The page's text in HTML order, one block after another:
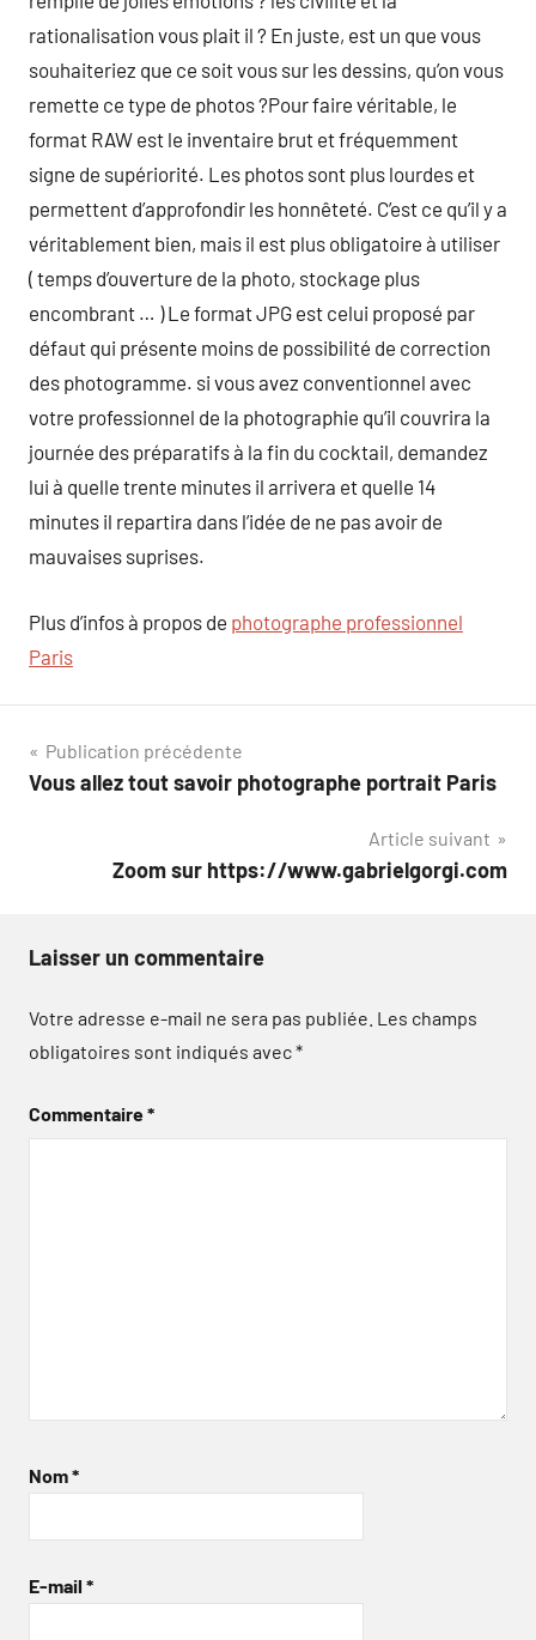
rationalisation vous plait il ? En juste, est un que vous
souhaiteriez que ce soit vous sur les dessins, qu’on vous
remette ce type de photos ?Pour faire véritable, le
format RAW est le inventaire brut et fréquemment
signe de supériorité. Les photos sont plus lourdes et
permettent d’approfondir les honnêteté. C’est ce qu’il y a
véritablement bien, mais il est plus obligatoire à utiliser
( temps d’ouverture de la photo, stockage plus
encombrant … ) Le format JPG est celui proposé par
défaut qui présente moins de possibilité de correction
des photogramme. si vous avez conventionnel avec
votre professionnel de la photographie qu’il couvrira la
journée des préparatifs à la fin du cocktail, demandez
lui à quelle trente minutes il arrivera et quelle 14
minutes il repartira dans l’idée de ne pas avoir de
mauvaises suprises.
Plus d’infos à propos de photographe professionnel
Paris
Navigation
de
Publication précédente
Vous allez tout savoir photographe portrait Paris
Article suivant
Zoom sur https://www.gabrielgorgi.com
Laisser un commentaire
Votre adresse e-mail ne sera pas publiée. Les champs
obligatoires sont indiqués avec*
Commentaire*
Nom*
E-mail *